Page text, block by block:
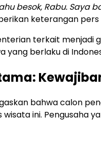
besok, Rabu. Saya
keterangan
terkait menjadi
yang berlaku di
bahwa calon
wisata ini. Pengusaha